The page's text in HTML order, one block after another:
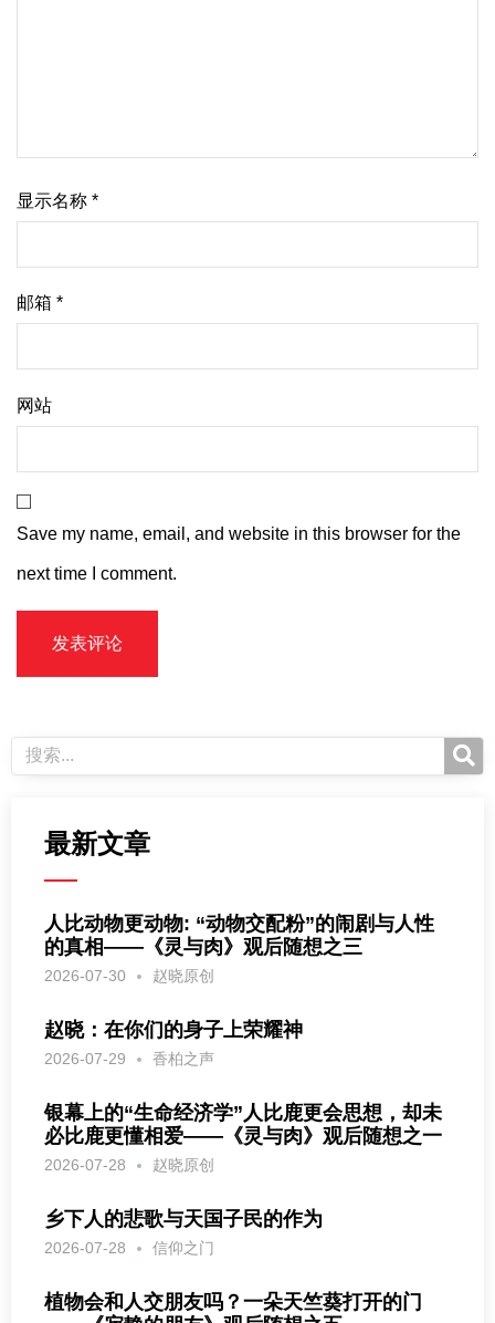
显示名称 *
邮箱 *
网站
Save my name, email, and website in this browser for the
next time I comment.
最新文章
人比动物更动物: “动物交配粉”的闹剧与人性
的真相——《灵与肉》观后随想之三
2026-07-30 赵晓原创
赵晓：在你们的身子上荣耀神
2026-07-29 香柏之声
银幕上的“生命经济学”人比鹿更会思想，却未
必比鹿更懂相爱——《灵与肉》观后随想之一
2026-07-28 赵晓原创
乡下人的悲歌与天国子民的作为
2026-07-28 信仰之门
植物会和人交朋友吗？一朵天竺葵打开的门